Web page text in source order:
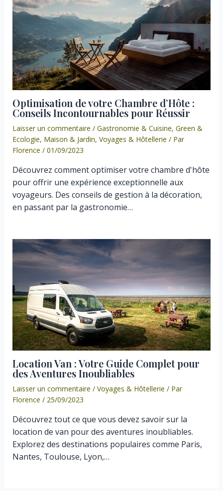
Optimisation de votre Chambre d’Hôte :
Conseils Incontournables pour Réussir
Laisser un commentaire / Gastronomie & Cuisine, Green &
Ecologie, Maison & Jardin, Voyages & Hôtellerie / Par
Florence / 01/09/2023
Découvrez comment optimiser votre chambre d'hôte
pour offrir une expérience exceptionnelle aux
voyageurs. Des conseils de gestion à la décoration,
en passant par la gastronomie…
Location Van : Votre Guide Complet pour
des Aventures Inoubliables
Laisser un commentaire / Voyages & Hôtellerie / Par
Florence / 25/09/2023
Découvrez tout ce que vous devez savoir sur la
location de van pour des aventures inoubliables.
Explorez des destinations populaires comme Paris,
Nantes, Toulouse, Lyon,…